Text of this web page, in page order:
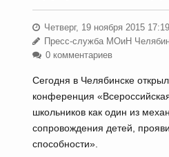
Четверг, 19 ноября 2015 17:19
Пресс-служба МОиН
0 комментариев
Сегодня в Челябинске
конференция
школьников как один из
сопровождения детей,
способности».